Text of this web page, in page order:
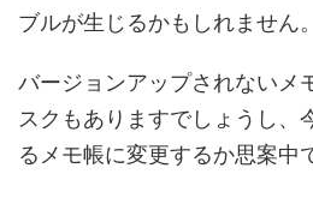
ブルが生じるかもしれません。
バージョンアップされないメ
スクもありますでしょうし、
るメモ帳に変更するか思案中